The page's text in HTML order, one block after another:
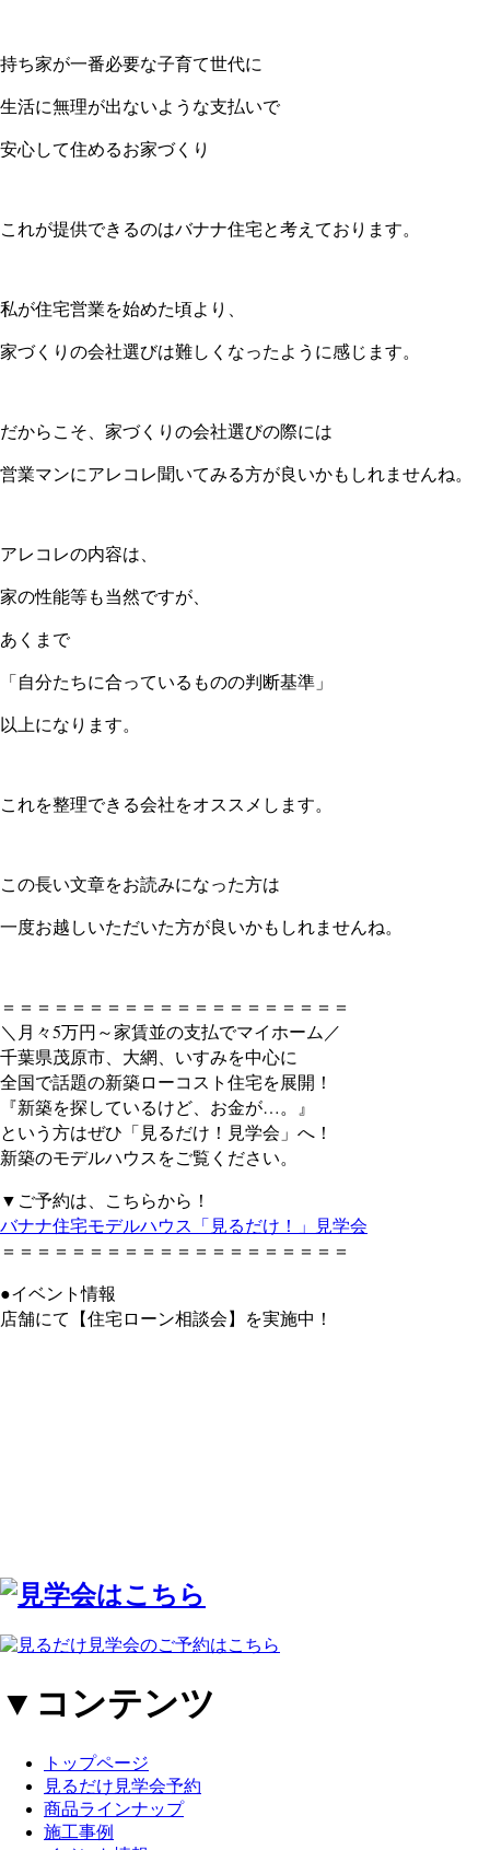
持ち家が一番必要な子育て世代に
生活に無理が出ないような支払いで
安心して住めるお家づくり
これが提供できるのはバナナ住宅と考えております。
私が住宅営業を始めた頃より、
家づくりの会社選びは難しくなったように感じます。
だからこそ、家づくりの会社選びの際には
営業マンにアレコレ聞いてみる方が良いかもしれませんね。
アレコレの内容は、
家の性能等も当然ですが、
あくまで
「自分たちに合っているものの判断基準」
以上になります。
これを整理できる会社をオススメします。
この長い文章をお読みになった方は
一度お越しいただいた方が良いかもしれませんね。
＝＝＝＝＝＝＝＝＝＝＝＝＝＝＝＝＝＝＝＝
＼月々5万円～家賃並の支払でマイホーム／
千葉県茂原市、大網、いすみを中心に
全国で話題の新築ローコスト住宅を展開！
『新築を探しているけど、お金が…。』
という方はぜひ「見るだけ！見学会」へ！
新築のモデルハウスをご覧ください。
▼ご予約は、こちらから！
バナナ住宅モデルハウス「見るだけ！」見学会
＝＝＝＝＝＝＝＝＝＝＝＝＝＝＝＝＝＝＝＝
●イベント情報
店舗にて【住宅ローン相談会】を実施中！
▼コンテンツ
トップページ
見るだけ見学会予約
商品ラインナップ
施工事例